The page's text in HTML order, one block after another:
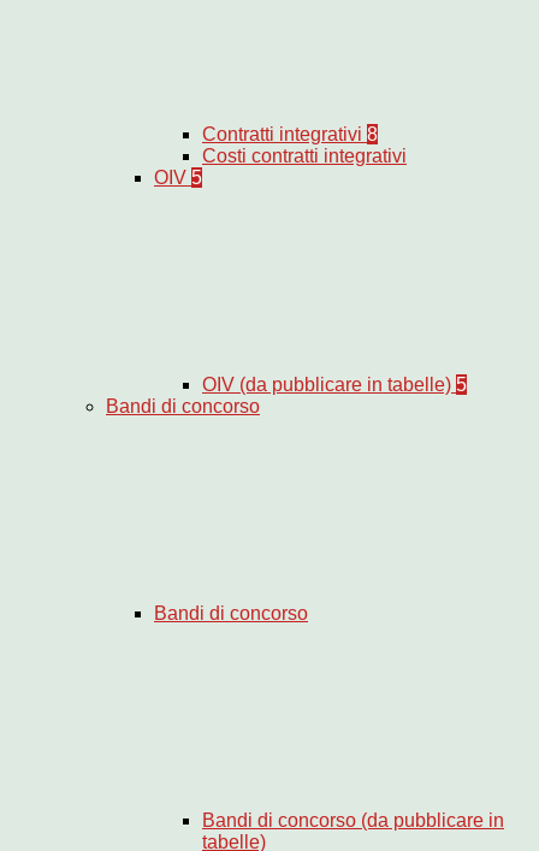
Contratti integrativi 8
Costi contratti integrativi
OIV 5
OIV (da pubblicare in tabelle) 5
Bandi di concorso
Bandi di concorso
Bandi di concorso (da pubblicare in
tabelle)